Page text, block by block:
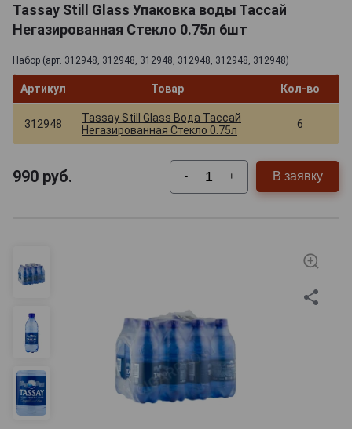
Tassay Still Glass Упаковка воды Тассай
Негазированная Стекло 0.75л 6шт
Набор (арт. 312948, 312948, 312948, 312948, 312948, 312948)
Артикул Товар Кол-во
312948
Tassay Still Glass Вода Тассай
Негазированная Стекло 0.75л
6
990 руб. - + В заявку